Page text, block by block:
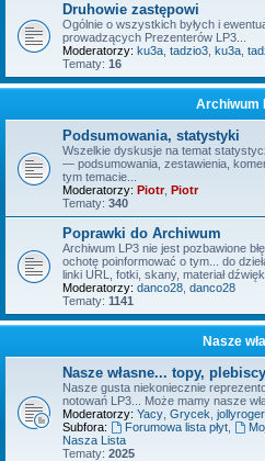
Druhowie zastępowi
Ogólnie o wszystkich byłych i
prowadzących Prezenterów LP3...
Moderatorzy: ku3a tadzio3 ku3a
Tematy: 16
Archiwum
Podsumowania, statystyki
Wszelkie dyskusje na temat
— podsumowania, zestawienia,
tym temacie...
Moderatorzy: Piotr, Piotr
Tematy: 340
Poprawki do Archiwum
Archiwum LP3 nie jest pozbawione
ochotę poinformować o tym... do
linki URL, fotki, skany, materiał
Moderatorzy: danco28 danco28
Tematy: 1141
Nasze
Nasze własne... topy,
Nasze gusta niekoniecznie
notowań LP3... Może mamy nasze
Moderatorzy: Yacy Grycek
Subfora:
Forumowa lista płyt,
Nasza Lista
Tematy: 2025